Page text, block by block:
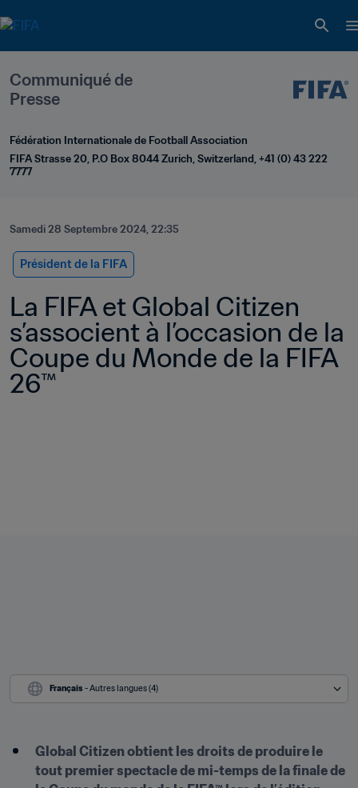
Communiqué de
Presse
Fédération Internationale de Football Association
FIFA Strasse 20, P.O Box 8044 Zurich, Switzerland, +41 (0) 43 222
7777
Samedi 28 Septembre 2024, 22:35
Président de la FIFA
La FIFA et Global Citizen
s’associent à l’occasion de la
Coupe du Monde de la FIFA
26™
Français - Autres langues (4)
Global Citizen obtient les droits de produire le
tout premier spectacle de mi-temps de la finale de